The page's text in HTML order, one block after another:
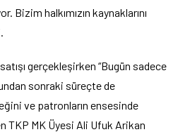
Bizim halkımızın kaynaklarını
gerçekleşirken “Bugün sadece
sonraki süreçte de
ve patronların ensesinde
TKP MK Üyesi Ali Ufuk Arikan